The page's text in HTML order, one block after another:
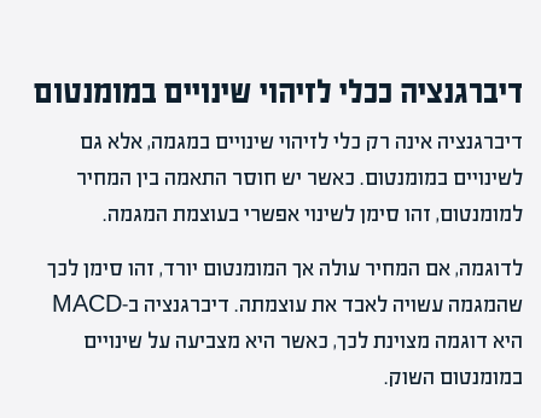
דיברגנציה ככלי לזיהוי שינויים במומנטום
דיברגנציה אינה רק כלי לזיהוי שינויים במגמה, אלא גם
לשינויים במומנטום. כאשר יש חוסר התאמה בין המחיר
למומנטום, זהו סימן לשינוי אפשרי בעוצמת המגמה.
לדוגמה, אם המחיר עולה אך המומנטום יורד, זהו סימן לכך
שהמגמה עשויה לאבד את עוצמתה. דיברגנציה ב-MACD
היא דוגמה מצוינת לכך, כאשר היא מצביעה על שינויים
במומנטום השוק.